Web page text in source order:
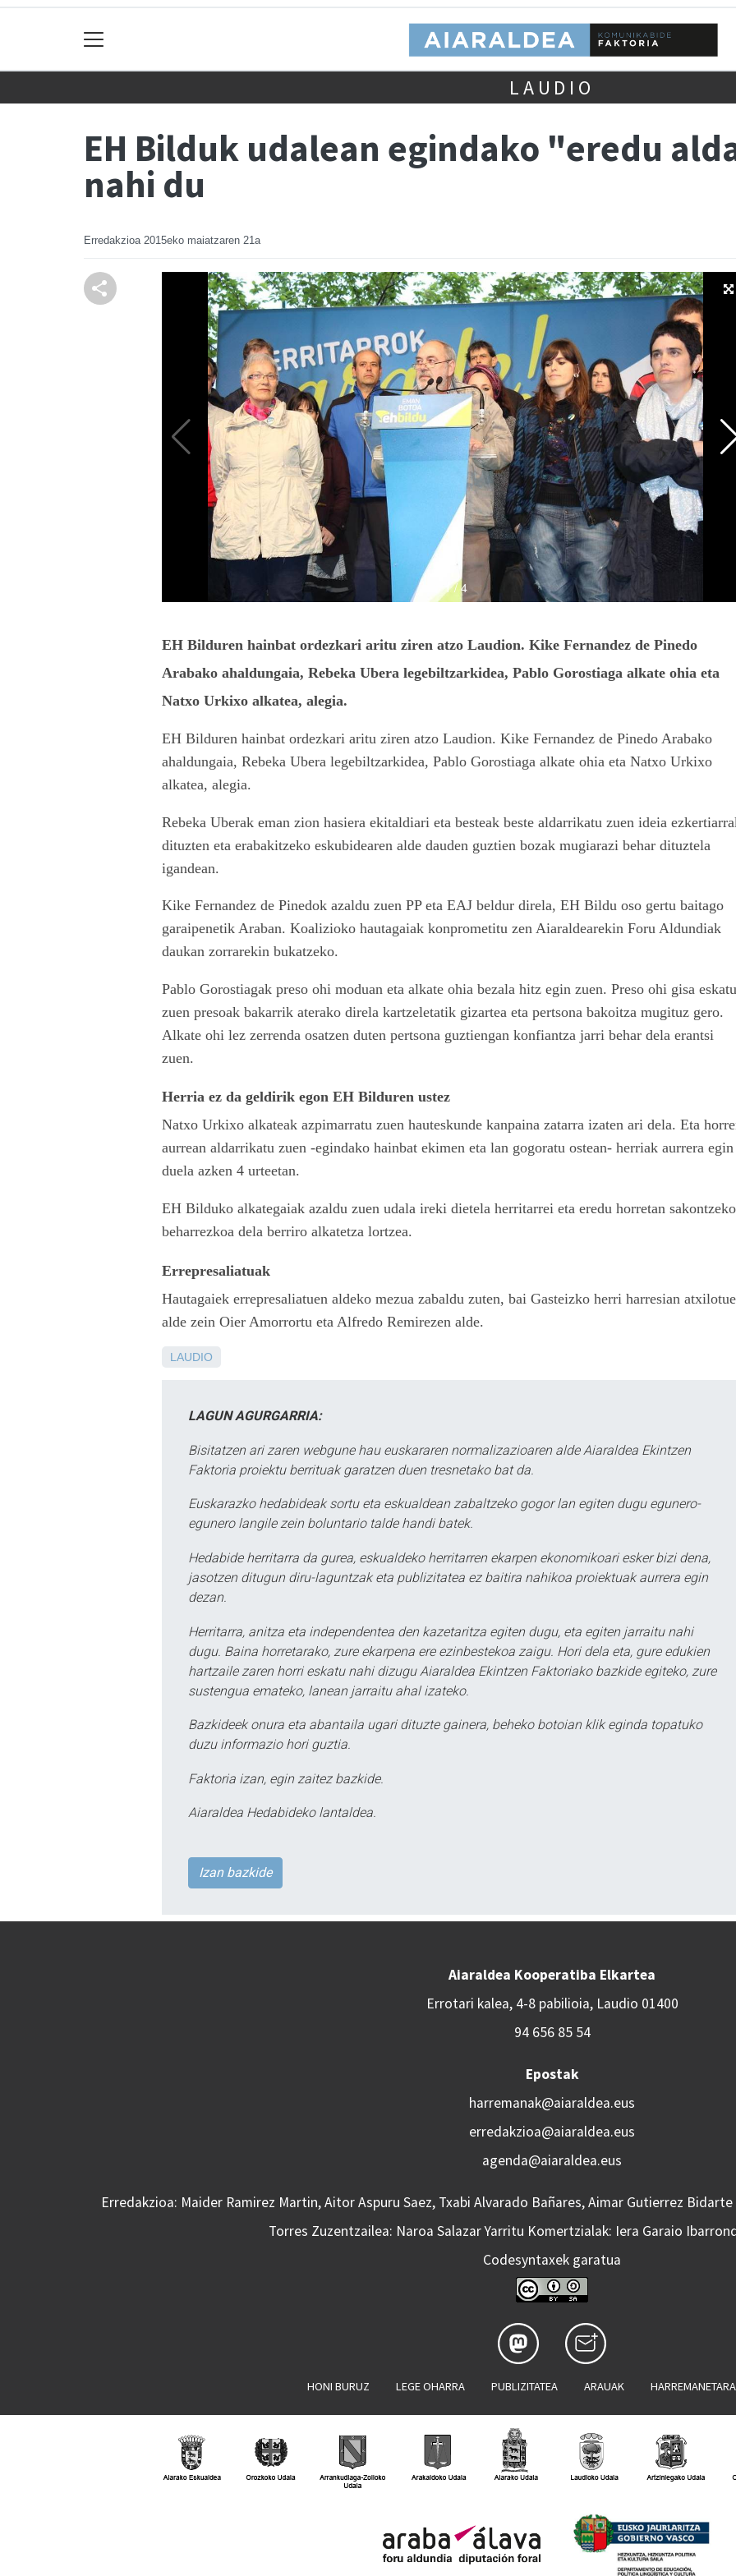
LAUDIO
EH Bilduk udalean egindako "eredu
nahi du
Erredakzioa 2015eko maiatzaren 21a
EH Bilduren hainbat ordezkari aritu ziren atzo Laudion. Kike Fernandez de Pinedo
Arabako ahaldungaia, Rebeka Ubera legebiltzarkidea, Pablo Gorostiaga alkate ohia eta
Natxo Urkixo alkatea, alegia.
EH Bilduren hainbat ordezkari aritu ziren atzo Laudion. Kike Fernandez de Pinedo Arabako
ahaldungaia, Rebeka Ubera legebiltzarkidea, Pablo Gorostiaga alkate ohia eta Natxo Urkixo
alkatea, alegia.
Rebeka Uberak eman zion hasiera ekitaldiari eta besteak beste aldarrikatu zuen ideia
dituzten eta erabakitzeko eskubidearen alde dauden guztien bozak mugiarazi behar dituztela
igandean.
Kike Fernandez de Pinedok azaldu zuen PP eta EAJ beldur direla, EH Bildu oso gertu baitago
garaipenetik Araban. Koalizioko hautagaiak konprometitu zen Aiaraldearekin Foru Aldundiak
daukan zorrarekin bukatzeko.
Pablo Gorostiagak preso ohi moduan eta alkate ohia bezala hitz egin zuen. Preso ohi gisa eskatu
zuen presoak bakarrik aterako direla kartzeletatik gizartea eta pertsona bakoitza mugituz gero.
Alkate ohi lez zerrenda osatzen duten pertsona guztiengan konfiantza jarri behar dela erantsi
zuen.
Herria ez da geldirik egon EH Bilduren ustez
Natxo Urkixo alkateak azpimarratu zuen hauteskunde kanpaina zatarra izaten ari dela. Eta
aurrean aldarrikatu zuen -egindako hainbat ekimen eta lan gogoratu ostean- herriak aurrera egin
duela azken 4 urteetan.
EH Bilduko alkategaiak azaldu zuen udala ireki dietela herritarrei eta eredu horretan sakontzeko
beharrezkoa dela berriro alkatetza lortzea.
Errepresaliatuak
Hautagaiek errepresaliatuen aldeko mezua zabaldu zuten, bai Gasteizko herri harresian
alde zein Oier Amorrortu eta Alfredo Remirezen alde.
LAUDIO
LAGUN AGURGARRIA:
Bisitatzen ari zaren webgune hau euskararen normalizazioaren alde Aiaraldea Ekintzen
Faktoria proiektu berrituak garatzen duen tresnetako bat da.
Euskarazko hedabideak sortu eta eskualdean zabaltzeko gogor lan egiten dugu egunero-
egunero langile zein boluntario talde handi batek.
Hedabide herritarra da gurea, eskualdeko herritarren ekarpen ekonomikoari esker bizi dena,
jasotzen ditugun diru-laguntzak eta publizitatea ez baitira nahikoa proiektuak aurrera egin
dezan.
Herritarra, anitza eta independentea den kazetaritza egiten dugu, eta egiten jarraitu nahi
dugu. Baina horretarako, zure ekarpena ere ezinbestekoa zaigu. Hori dela eta, gure edukien
hartzaile zaren horri eskatu nahi dizugu Aiaraldea Ekintzen Faktoriako bazkide egiteko, zure
sustengua emateko, lanean jarraitu ahal izateko.
Bazkideek onura eta abantaila ugari dituzte gainera, beheko botoian klik eginda topatuko
duzu informazio hori guztia.
Faktoria izan, egin zaitez bazkide.
Aiaraldea Hedabideko lantaldea.
Izan bazkide
Aiaraldea Kooperatiba Elkartea
Errotari kalea, 4-8 pabilioia, Laudio 01400
94 656 85 54
Epostak
harremanak@aiaraldea.eus
erredakzioa@aiaraldea.eus
agenda@aiaraldea.eus
Erredakzioa: Maider Ramirez Martin, Aitor Aspuru Saez, Txabi Alvarado Bañares, Aimar Gutierrez
Torres Zuzentzailea: Naroa Salazar Yarritu Komertzialak: Iera Garaio
Codesyntaxek garatua
HONI BURUZ LEGE OHARRA PUBLIZITATEA ARAUAK